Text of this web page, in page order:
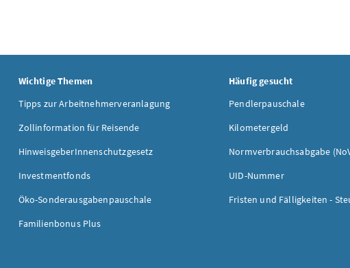
Wichtige Themen
Tipps zur Arbeitnehmerveranlagung
Zollinformation für Reisende
HinweisgeberInnenschutzgesetz
Investmentfonds
Öko-Sonderausgabenpauschale
Familienbonus Plus
Häufig gesucht
Pendlerpauschale
Kilometergeld
Normverbrauchsabgabe
UID-Nummer
Fristen und Fälligkeiten -